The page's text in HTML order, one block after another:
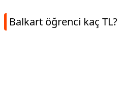
Balkart öğrenci kaç TL?